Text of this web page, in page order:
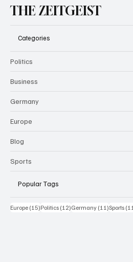
THE ZEITGEIST
Categories
Politics
Business
Germany
Europe
Blog
Sports
Popular Tags
Europe (15)15 Beiträge
Politics (12)12 Beiträge
Germany (11)11
Sports